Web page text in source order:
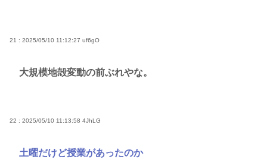
21 : 2025/05/10 11:12:27 uf6gO
大規模地殻変動の前ぶれやな。
22 : 2025/05/10 11:13:58 4JhLG
土曜だけど授業があったのか